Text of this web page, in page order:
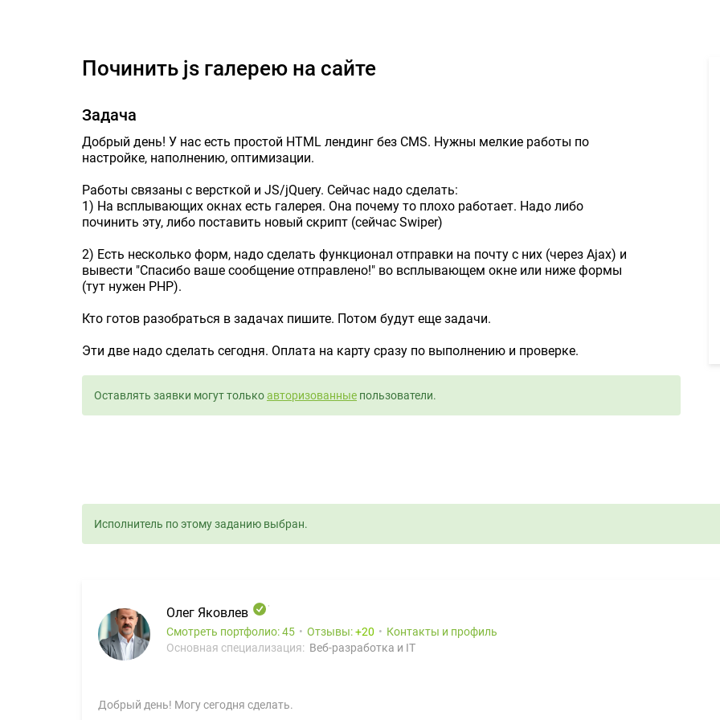
Починить js галерею на сайте
Задача
Добрый день! У нас есть простой HTML лендинг без CMS. Нужны мелкие работы по
настройке, наполнению, оптимизации.
Работы связаны с версткой и JS/jQuery. Сейчас надо сделать:
1) На всплывающих окнах есть галерея. Она почему то плохо работает. Надо либо
починить эту, либо поставить новый скрипт (сейчас Swiper)
2) Есть несколько форм, надо сделать функционал отправки на почту с них (через Ajax) и
вывести "Спасибо ваше сообщение отправлено!" во всплывающем окне или ниже формы
(тут нужен PHP).
Кто готов разобраться в задачах пишите. Потом будут еще задачи.
Эти две надо сделать сегодня. Оплата на карту сразу по выполнению и проверке.
Оставлять заявки могут толькоавторизованные пользователи.
Исполнитель по этому заданию выбран.
Олег Яковлев
Смотреть портфолио: 45 Отзывы: 20
Контакты и профиль
Основная специализация: Веб-разработка и IT
Добрый день! Могу сегодня сделать.